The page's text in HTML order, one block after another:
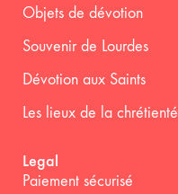
Objets de dévotion
Souvenir de Lourdes
Dévotion aux Saints
Les lieux de la chrétienté
Legal
Paiement sécurisé